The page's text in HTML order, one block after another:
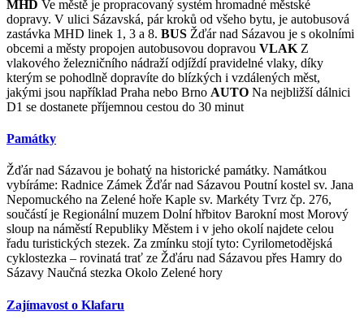
MHD Ve městě je propracovaný systém hromadné městské
dopravy. V ulici Sázavská, pár kroků od všeho bytu, je autobusová
zastávka MHD linek 1, 3 a 8. BUS Žďár nad Sázavou je s okolními
obcemi a městy propojen autobusovou dopravou VLAK Z
vlakového železničního nádraží odjíždí pravidelné vlaky, díky
kterým se pohodlně dopravíte do blízkých i vzdálených měst,
jakými jsou například Praha nebo Brno AUTO Na nejbližší dálnici
D1 se dostanete příjemnou cestou do 30 minut
Památky
Žďár nad Sázavou je bohatý na historické památky. Namátkou
vybíráme: Radnice Zámek Žďár nad Sázavou Poutní kostel sv. Jana
Nepomuckého na Zelené hoře Kaple sv. Markéty Tvrz čp. 276,
součástí je Regionální muzem Dolní hřbitov Barokní most Morový
sloup na náměstí Republiky Městem i v jeho okolí najdete celou
řadu turistických stezek. Za zmínku stojí tyto: Cyrilometodějská
cyklostezka – rovinatá trať ze Žďáru nad Sázavou přes Hamry do
Sázavy Naučná stezka Okolo Zelené hory
Zajímavost o Klafaru